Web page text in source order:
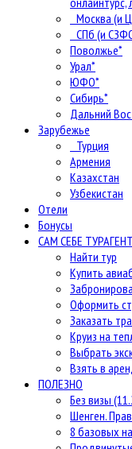
Москва (и
СПб (и
Поволжье*
Урал*
ЮФО*
Сибирь*
Дальний
Зарубежье
Турция
Армения
Казахстан
Узбекистан
Отели
Бонусы
САМ СЕБЕ
Найти тур
Купить
Оформить
Заказать
Круиз на
Выбрать
Взять в
ПОЛЕЗНО
Без визы
Шенген.
8 базовых